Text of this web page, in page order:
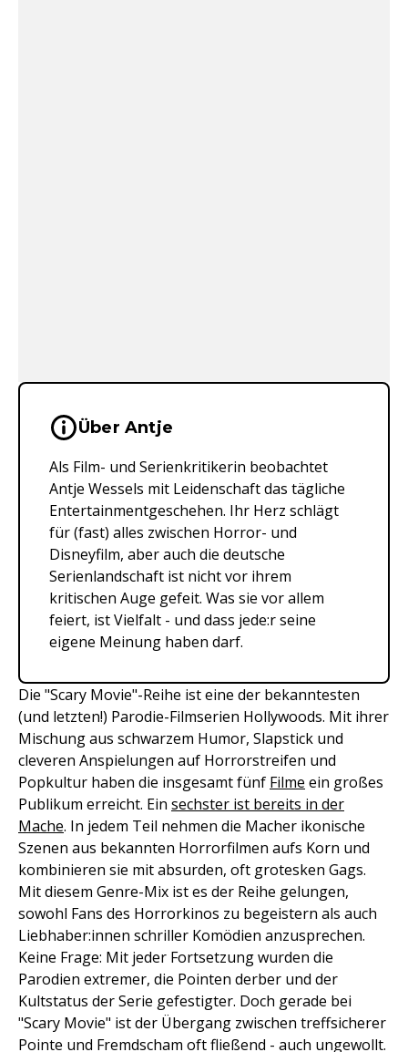
Wichtige Hinweise &
Über Antje
Als Film- und Serienkritikerin beobachtet
Antje Wessels mit Leidenschaft das tägliche
Entertainmentgeschehen. Ihr Herz schlägt
für (fast) alles zwischen Horror- und
Disneyfilm, aber auch die deutsche
Serienlandschaft ist nicht vor ihrem
kritischen Auge gefeit. Was sie vor allem
feiert, ist Vielfalt - und dass jede:r seine
eigene Meinung haben darf.
Die "Scary Movie"-Reihe ist eine der bekanntesten
(und letzten!) Parodie-Filmserien Hollywoods. Mit ihrer
Mischung aus schwarzem Humor, Slapstick und
cleveren Anspielungen auf Horrorstreifen und
Popkultur haben die insgesamt fünf Filme ein großes
Publikum erreicht. Ein sechster ist bereits in der
Mache. In jedem Teil nehmen die Macher ikonische
Szenen aus bekannten Horrorfilmen aufs Korn und
kombinieren sie mit absurden, oft grotesken Gags.
Mit diesem Genre-Mix ist es der Reihe gelungen,
sowohl Fans des Horrorkinos zu begeistern als auch
Liebhaber:innen schriller Komödien anzusprechen.
Keine Frage: Mit jeder Fortsetzung wurden die
Parodien extremer, die Pointen derber und der
Kultstatus der Serie gefestigter. Doch gerade bei
"Scary Movie" ist der Übergang zwischen treffsicherer
Pointe und Fremdscham oft fließend - auch ungewollt.